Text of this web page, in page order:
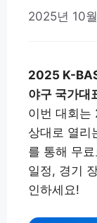
2025년 10
2025 K-
야구 국가대
이번 대회는
상대로 열리
를 통해 무
일정, 경기
인하세요!